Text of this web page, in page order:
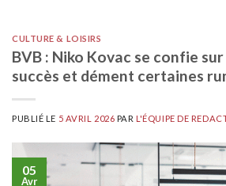
CULTURE & LOISIRS
BVB : Niko Kovac se confie
succès et dément certaines
PUBLIÉ LE 5 AVRIL 2026 PARL'ÉQUIPE DE
05
Avr